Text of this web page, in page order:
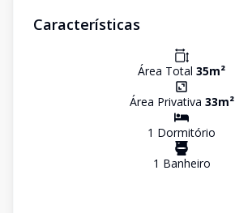
Características
Área Total 35m²
Área Privativa 33m²
1 Dormitório
1 Banheiro